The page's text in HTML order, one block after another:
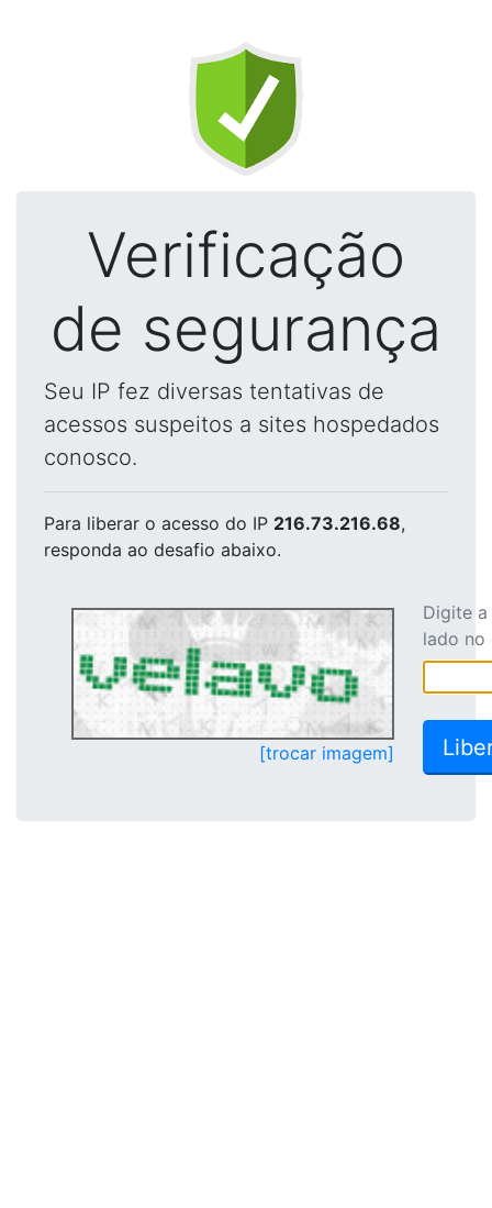
Verificação
de segurança
Seu IP fez diversas tentativas de
acessos suspeitos a sites hospedados
conosco.
Para liberar o acesso do IP 216.73.216.68,
responda ao desafio abaixo.
[trocar imagem]
Digite
lado no